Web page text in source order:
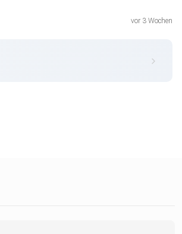
vor 3 Wochen